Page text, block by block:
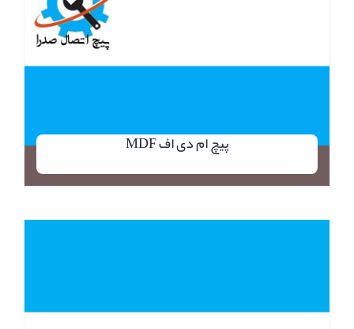
پیچ ام دی اف MDF